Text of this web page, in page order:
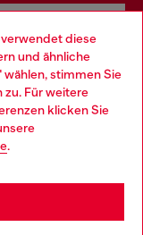
diese
und ähnliche
wählen, stimmen Sie
zu. Für weitere
klicken Sie
.
online und
but it seems you